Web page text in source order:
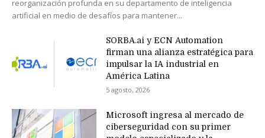
reorganización profunda en su departamento de inteligencia
artificial en medio de desafíos para mantener...
SORBA.ai y ECN Automation
firman una alianza estratégica para
impulsar la IA industrial en
América Latina
5 agosto, 2026
Microsoft ingresa al mercado de
ciberseguridad con su primer